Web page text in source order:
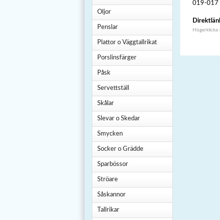
Oljor
Penslar
Plattor o Väggtallrikat
Porslinsfärger
Påsk
Servettställ
Skålar
Slevar o Skedar
Smycken
Socker o Grädde
Sparbössor
Ströare
Såskannor
Tallrikar
019-017
Högerklicka